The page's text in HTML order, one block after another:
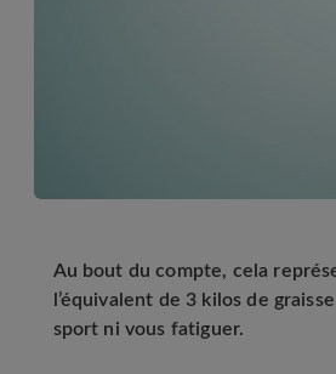
Au bout du compte, cela
l’équivalent de 3 kilos de
sport ni vous fatiguer.